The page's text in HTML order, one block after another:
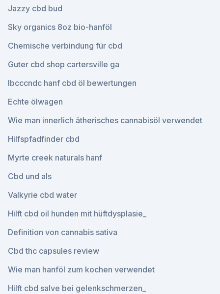
Jazzy cbd bud
Sky organics 8oz bio-hanföl
Chemische verbindung für cbd
Guter cbd shop cartersville ga
Ibcccndc hanf cbd öl bewertungen
Echte ölwagen
Wie man innerlich ätherisches cannabisöl verwendet
Hilfspfadfinder cbd
Myrte creek naturals hanf
Cbd und als
Valkyrie cbd water
Hilft cbd oil hunden mit hüftdysplasie_
Definition von cannabis sativa
Cbd thc capsules review
Wie man hanföl zum kochen verwendet
Hilft cbd salve bei gelenkschmerzen_